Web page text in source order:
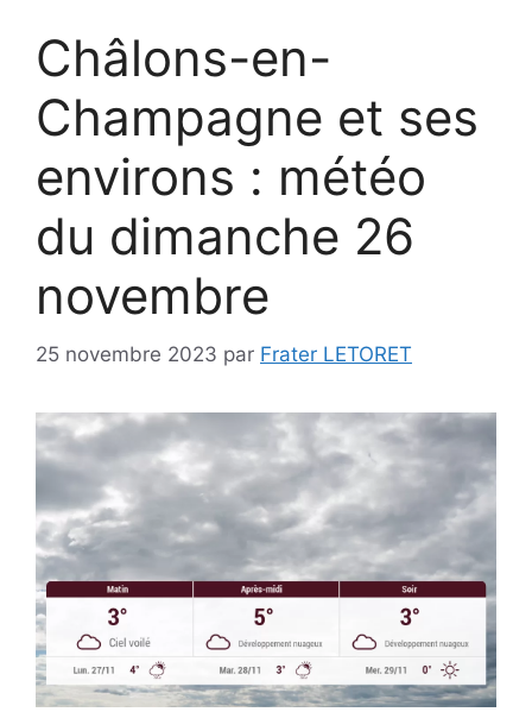
Châlons-en-
Champagne et ses
environs : météo
du dimanche 26
novembre
25 novembre 2023 par Frater LETORET